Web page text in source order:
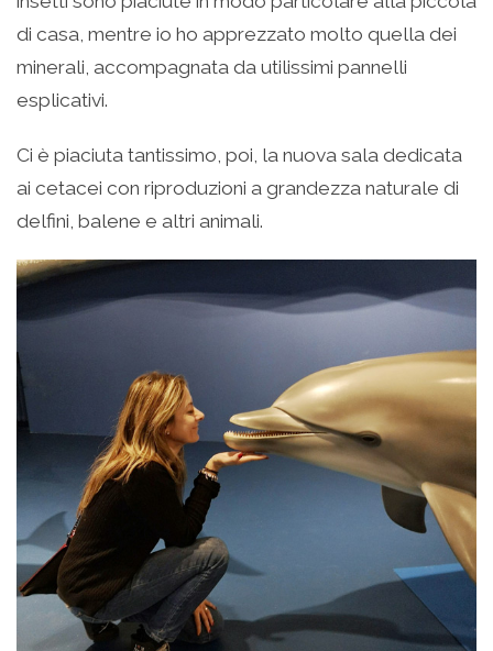
di casa, mentre io ho apprezzato molto quella dei
minerali, accompagnata da utilissimi pannelli
esplicativi.
Ci è piaciuta tantissimo, poi, la nuova sala dedicata
ai cetacei con riproduzioni a grandezza naturale di
delfini, balene e altri animali.